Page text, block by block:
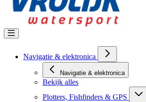
Navigatie & elektronica
Navigatie & elektronica
Bekijk alles
Plotters, Fishfinders & GPS